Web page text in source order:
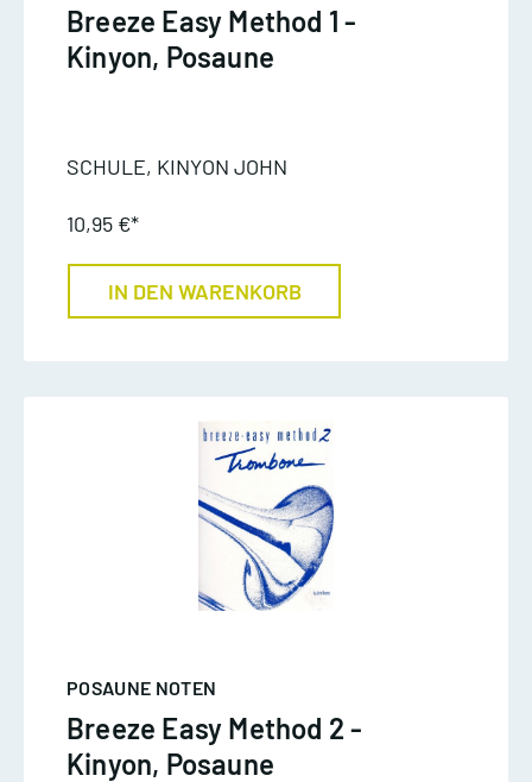
Breeze Easy Method 1 -
Kinyon, Posaune
SCHULE, KINYON JOHN
10,95 €*
IN DEN WARENKORB
POSAUNE NOTEN
Breeze Easy Method 2 -
Kinyon, Posaune